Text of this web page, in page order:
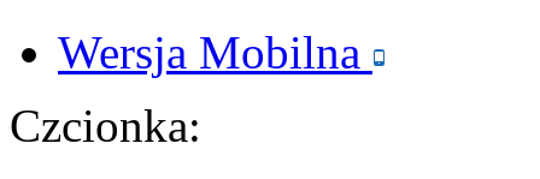
Wersja Mobilna
Czcionka: